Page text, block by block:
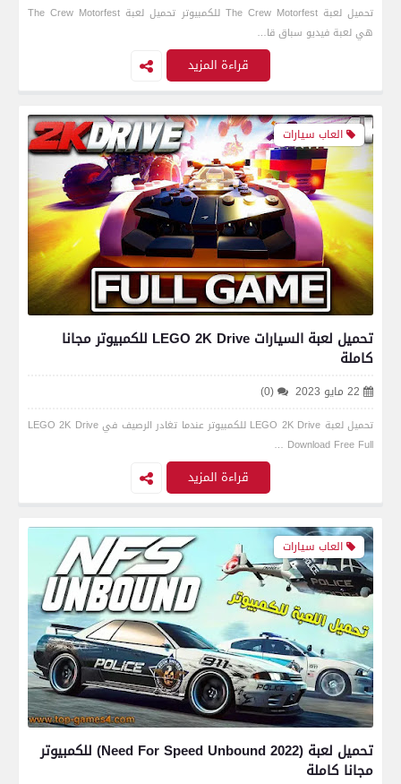
تحميل لعبة The Crew Motorfest للكمبيوتر تحميل لعبة The Crew Motorfest
هي لعبة فيديو سباق قا…
قراءة المزيد
العاب سيارات
تحميل لعبة السيارات LEGO 2K Drive للكمبيوتر مجانا
كاملة
22 مايو 2023 (0)
تحميل لعبة LEGO 2K Drive للكمبيوتر عندما تغادر الرصيف في LEGO 2K Drive
Download Free Full …
قراءة المزيد
العاب سيارات
تحميل لعبة (Need For Speed Unbound 2022) للكمبيوتر
مجانا كاملة